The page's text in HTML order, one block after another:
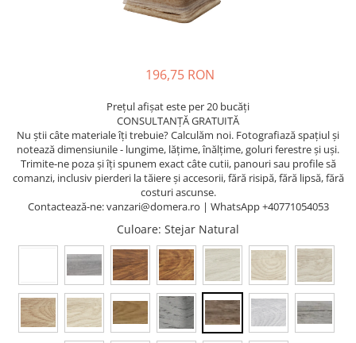
196,75 RON
Prețul afișat este per 20 bucăți
CONSULTANȚĂ GRATUITĂ
Nu știi câte materiale îți trebuie? Calculăm noi. Fotografiază spațiul și
notează dimensiunile - lungime, lățime, înălțime, goluri ferestre și uși.
Trimite-ne poza și îți spunem exact câte cutii, panouri sau profile să
comanzi, inclusiv pierderi la tăiere și accesorii, fără risipă, fără lipsă, fără
costuri ascunse.
Contactează-ne: vanzari@domera.ro | WhatsApp +40771054053
Culoare: Stejar Natural